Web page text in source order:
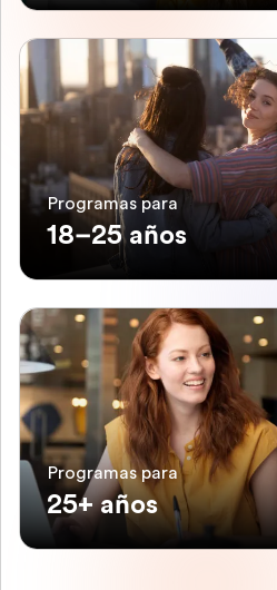
Programas para
18–25 años
Programas para
25+ años